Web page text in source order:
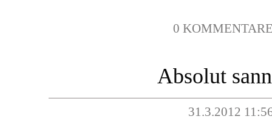
0
Absolut
31.3.2012